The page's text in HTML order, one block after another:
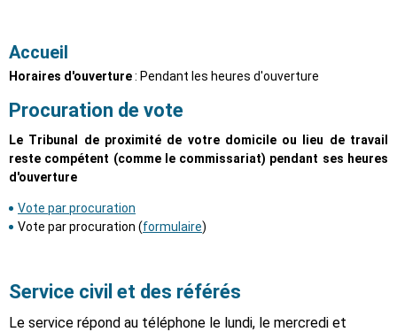
Accueil
Horaires d'ouverture: Pendant les heures d'ouverture
Procuration de vote
Le Tribunal de proximité de votre domicile ou lieu de travail
reste compétent (comme le commissariat) pendant ses heures
d'ouverture
Vote par procuration
Vote par procuration (formulaire)
Service civil et des référés
Le service répond au téléphone le lundi, le mercredi et